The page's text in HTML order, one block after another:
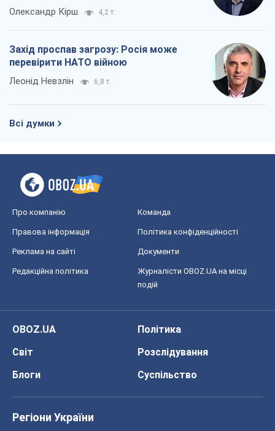
Олександр Кірш 4,2 т.
Захід проспав загрозу: Росія може
перевірити НАТО війною
Леонід Невзлін 6,8 т.
Всі думки
Про компанію Команда
Правова інформація Політика конфіденційності
Реклама на сайті Документи
Редакційна політика
Журналісти OBOZ.UA на місці
подій
OBOZ.UA
Політика
Світ
Розслідування
Блоги
Суспільство
Регіони України